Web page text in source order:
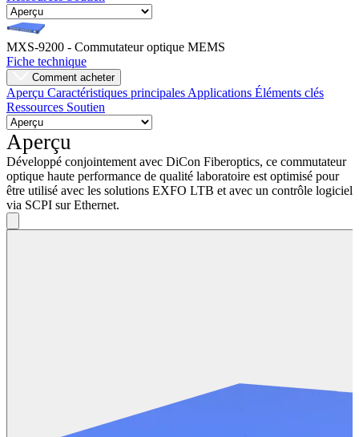
Entreprise
Emploi
Partenaires
Fournisseurs
MXS-9200 - Commutateur optique MEMS
Fiche technique
Comment acheter
Aperçu Caractéristiques principales Applications Éléments clés
Ressources Soutien
Aperçu
Développé conjointement avec DiCon Fiberoptics, ce commutateur
optique haute performance de qualité laboratoire est optimisé pour
être utilisé avec les solutions EXFO LTB et avec un contrôle logiciel
via SCPI sur Ethernet.